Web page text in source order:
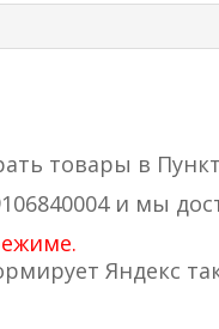
товары в
и мы
Яндекс